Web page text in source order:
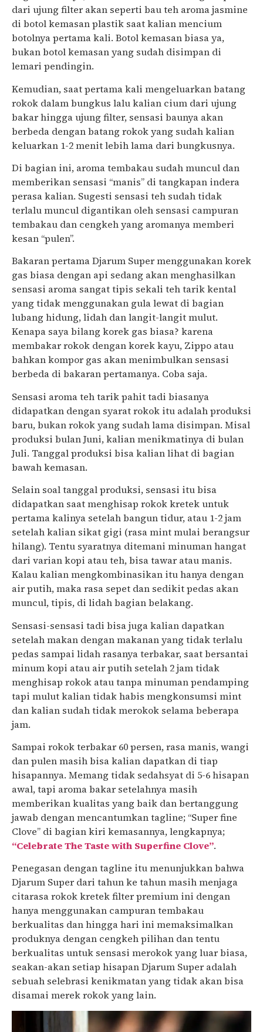
dari ujung filter akan seperti bau teh aroma jasmine
di botol kemasan plastik saat kalian mencium
botolnya pertama kali. Botol kemasan biasa ya,
bukan botol kemasan yang sudah disimpan di
lemari pendingin.
Kemudian, saat pertama kali mengeluarkan batang
rokok dalam bungkus lalu kalian cium dari ujung
bakar hingga ujung filter, sensasi baunya akan
berbeda dengan batang rokok yang sudah kalian
keluarkan 1-2 menit lebih lama dari bungkusnya.
Di bagian ini, aroma tembakau sudah muncul dan
memberikan sensasi “manis” di tangkapan indera
perasa kalian. Sugesti sensasi teh sudah tidak
terlalu muncul digantikan oleh sensasi campuran
tembakau dan cengkeh yang aromanya memberi
kesan “pulen”.
Bakaran pertama Djarum Super menggunakan korek
gas biasa dengan api sedang akan menghasilkan
sensasi aroma sangat tipis sekali teh tarik kental
yang tidak menggunakan gula lewat di bagian
lubang hidung, lidah dan langit-langit mulut.
Kenapa saya bilang korek gas biasa? karena
membakar rokok dengan korek kayu, Zippo atau
bahkan kompor gas akan menimbulkan sensasi
berbeda di bakaran pertamanya. Coba saja.
Sensasi aroma teh tarik pahit tadi biasanya
didapatkan dengan syarat rokok itu adalah produksi
baru, bukan rokok yang sudah lama disimpan. Misal
produksi bulan Juni, kalian menikmatinya di bulan
Juli. Tanggal produksi bisa kalian lihat di bagian
bawah kemasan.
Selain soal tanggal produksi, sensasi itu bisa
didapatkan saat menghisap rokok kretek untuk
pertama kalinya setelah bangun tidur, atau 1-2 jam
setelah kalian sikat gigi (rasa mint mulai berangsur
hilang). Tentu syaratnya ditemani minuman hangat
dari varian kopi atau teh, bisa tawar atau manis.
Kalau kalian mengkombinasikan itu hanya dengan
air putih, maka rasa sepet dan sedikit pedas akan
muncul, tipis, di lidah bagian belakang.
Sensasi-sensasi tadi bisa juga kalian dapatkan
setelah makan dengan makanan yang tidak terlalu
pedas sampai lidah rasanya terbakar, saat bersantai
minum kopi atau air putih setelah 2 jam tidak
menghisap rokok atau tanpa minuman pendamping
tapi mulut kalian tidak habis mengkonsumsi mint
dan kalian sudah tidak merokok selama beberapa
jam.
Sampai rokok terbakar 60 persen, rasa manis, wangi
dan pulen masih bisa kalian dapatkan di tiap
hisapannya. Memang tidak sedahsyat di 5-6 hisapan
awal, tapi aroma bakar setelahnya masih
memberikan kualitas yang baik dan bertanggung
jawab dengan mencantumkan tagline; “Super fine
Clove” di bagian kiri kemasannya, lengkapnya;
“Celebrate The Taste with Superfine Clove”.
Penegasan dengan tagline itu menunjukkan bahwa
Djarum Super dari tahun ke tahun masih menjaga
citarasa rokok kretek filter premium ini dengan
hanya menggunakan campuran tembakau
berkualitas dan hingga hari ini memaksimalkan
produknya dengan cengkeh pilihan dan tentu
berkualitas untuk sensasi merokok yang luar biasa,
seakan-akan setiap hisapan Djarum Super adalah
sebuah selebrasi kenikmatan yang tidak akan bisa
disamai merek rokok yang lain.